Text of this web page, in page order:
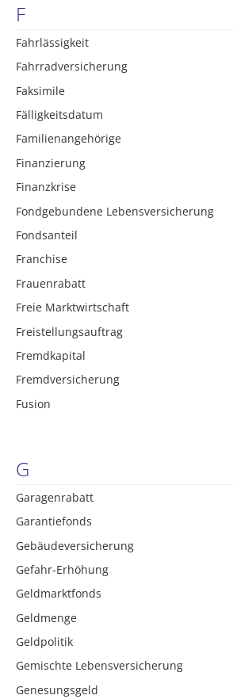
F
Fahrlässigkeit
Fahrradversicherung
Faksimile
Fälligkeitsdatum
Familienangehörige
Finanzierung
Finanzkrise
Fondgebundene Lebensversicherung
Fondsanteil
Franchise
Frauenrabatt
Freie Marktwirtschaft
Freistellungsauftrag
Fremdkapital
Fremdversicherung
Fusion
G
Garagenrabatt
Garantiefonds
Gebäudeversicherung
Gefahr-Erhöhung
Geldmarktfonds
Geldmenge
Geldpolitik
Gemischte Lebensversicherung
Genesungsgeld